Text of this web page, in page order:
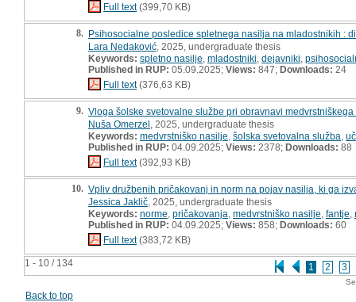
1 - 10 / 134 1 2 3
Full text(399,70 KB)
8. Psihosocialne posledice spletnega nasilja na mladostnikih :
Lara Nedaković , 2025, undergraduate thesis
Keywords: spletno nasilje mladostniki dejavniki
Published in RUP: 05.09.2025; Views: 847; Downloads: 24
Full text(376,63 KB)
9. Vloga šolske svetovalne službe pri obravnavi
Nuša Omerzel , 2025, undergraduate thesis
Keywords: medvrstniško nasilje šolska svetovalna služba
Published in RUP: 04.09.2025; Views: 2378; Downloads: 88
Full text(392,93 KB)
10. Vpliv družbenih pričakovanj in norm na pojav nasilja, ki ga
Jessica Jaklič , 2025, undergraduate thesis
Keywords: norme pričakovanja medvrstniško nasilje fantje
Published in RUP: 04.09.2025; Views: 858; Downloads: 60
Full text(383,72 KB)
Back to top